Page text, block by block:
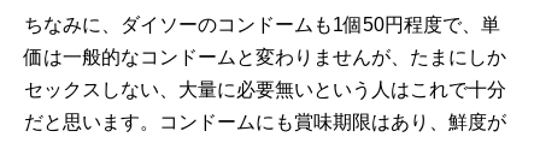
ちなみに、ダイソーのコンドームも1個50円程度で、単
価は一般的なコンドームと変わりませんが、たまにしか
セックスしない、大量に必要無いという人はこれで十分
だと思います。コンドームにも賞味期限はあり、鮮度が